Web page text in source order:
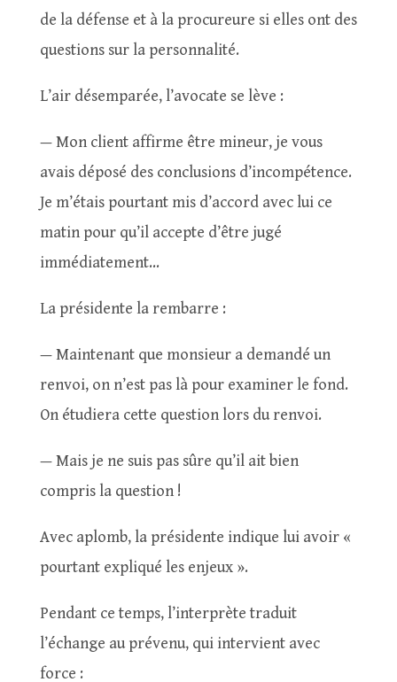
de la défense et à la procureure si elles ont des
questions sur la personnalité.
L’air désemparée, l’avocate se lève :
— Mon client affirme être mineur, je vous
avais déposé des conclusions d’incompétence.
Je m’étais pourtant mis d’accord avec lui ce
matin pour qu’il accepte d’être jugé
immédiatement…
La présidente la rembarre :
— Maintenant que monsieur a demandé un
renvoi, on n’est pas là pour examiner le fond.
On étudiera cette question lors du renvoi.
— Mais je ne suis pas sûre qu’il ait bien
compris la question !
Avec aplomb, la présidente indique lui avoir «
pourtant expliqué les enjeux ».
Pendant ce temps, l’interprète traduit
l’échange au prévenu, qui intervient avec
force :